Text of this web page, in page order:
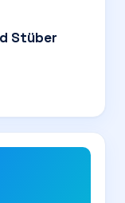
Stüber